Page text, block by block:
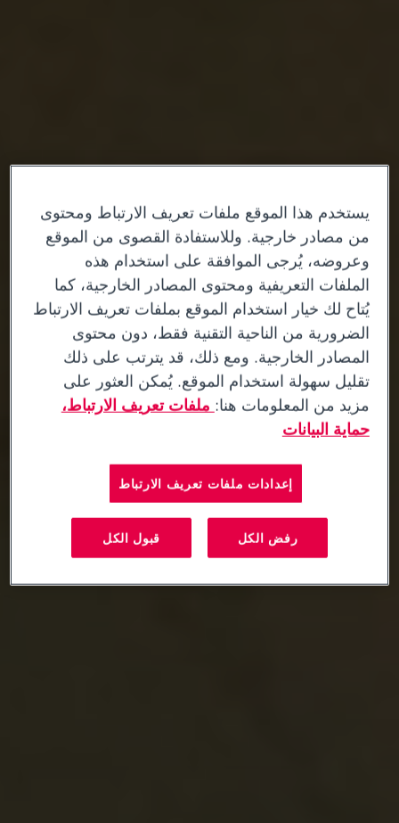
يستخدم هذا الموقع ملفات تعريف الارتباط ومحتوى
من مصادر خارجية. وللاستفادة القصوى من الموقع
وعروضه، يُرجى الموافقة على استخدام هذه
الملفات التعريفية ومحتوى المصادر الخارجية، كما
يُتاح لك خيار استخدام الموقع بملفات تعريف الارتباط
الضرورية من الناحية التقنية فقط، دون محتوى
المصادر الخارجية. ومع ذلك، قد يترتب على ذلك
تقليل سهولة استخدام الموقع. يُمكن العثور على
مزيد من المعلومات هنا: ملفات تعريف الارتباط،
حماية البيانات
إعدادات ملفات تعريف الارتباط
رفض الكل قبول الكل